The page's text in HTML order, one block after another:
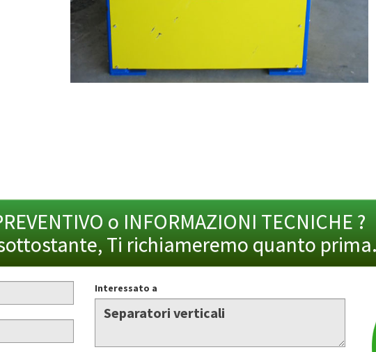
o INFORMAZIONI TECNICHE ?
Ti richiameremo quanto
Interessato a